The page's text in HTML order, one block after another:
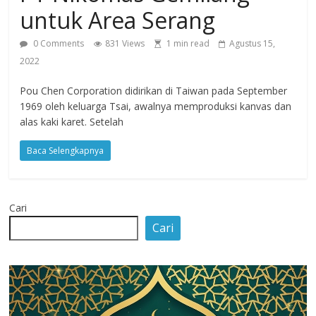
Agustus
2018
sangat
berkualitas
menereapkan
standar
dalam
peristiwa
dan
di
secara
cerdas,
tajam
untuk Area Serang
0 Comments 831 Views 1 min read
Agustus 15,
2022
Pou Chen Corporation didirikan di Taiwan pada September
1969 oleh keluarga Tsai, awalnya memproduksi kanvas dan
alas kaki karet. Setelah
Baca Selengkapnya
Cari
Cari